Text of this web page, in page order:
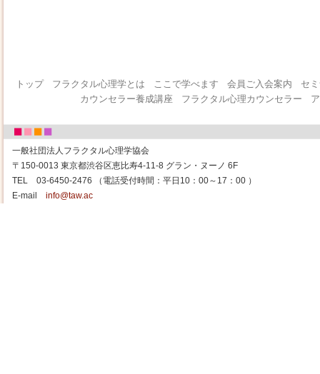
トップ フラクタル心理学とは ここで学べます 会員ご入会案内
セ
カウンセラー養成講座
フラクタル心理カウンセラー
一般社団法人フラクタル心理学協会
〒150-0013 東京都渋谷区恵比寿4-11-8 グラン・ヌーノ 6F
TEL 03-6450-2476 （電話受付時間：平日10：00～17：00 ）
E-mail info@taw.ac